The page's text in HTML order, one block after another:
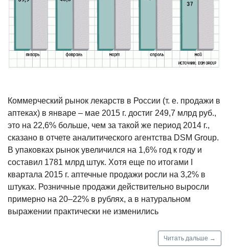
Коммерческий рынок лекарств в России (т. е. продажи в
аптеках) в январе – мае 2015 г. достиг 249,7 млрд руб.,
это на 22,6% больше, чем за такой же период 2014 г.,
сказано в отчете аналитического агентства DSM Group.
В упаковках рынок увеличился на 1,6% год к году и
составил 1781 млрд штук. Хотя еще по итогами I
квартала 2015 г. аптечные продажи росли на 3,2% в
штуках. Розничные продажи действительно выросли
примерно на 20–22% в рублях, а в натуральном
выражении практически не изменились
Читать дальше →